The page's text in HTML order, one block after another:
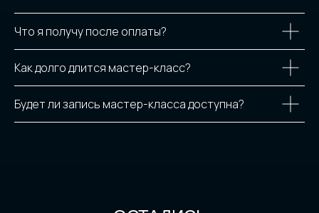
Что я получу после оплаты?
Как долго длится мастер-класс?
Будет ли запись мастер-класса доступна?